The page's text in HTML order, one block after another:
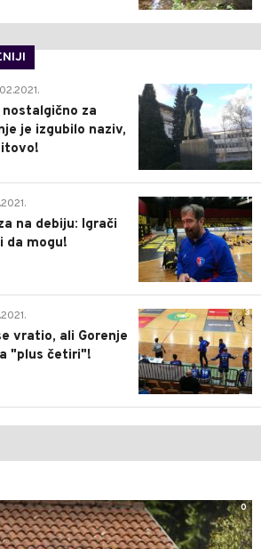
4
za
je izgubilo naziv,
1
na debiju: Igrači
da mogu!
3
vratio, ali Gorenje
"plus četiri"!
0